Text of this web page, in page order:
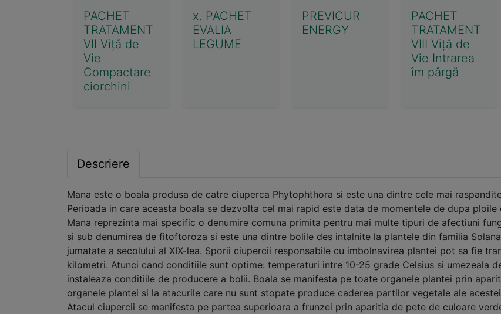
PACHET
TRATAMENT
VII Viță de
Vie
Compactare
ciorchini
x. PACHET
EVALIA
LEGUME
PREVICUR
ENERGY
PACHET
TRATAMENT
VIII Viță de
Vie Intrarea
îm pârgă
Descriere
Mana este o boala produsa de catre ciuperca Phytophthora si este una dintre cele mai
Perioada in care aceasta boala se dezvolta cel mai rapid este data de momentele de dupa
Mana reprezinta mai specific o denumire comuna primita pentru mai multe tipuri de afectiuni
si sub denumirea de fitoftoroza si este una dintre bolile des intalnite la plantele din familia
jumatate a secolului al XIX-lea. Sporii ciupercii responsabile cu imbolnavirea plantei pot sa fie
kilometri. Atunci cand conditiile sunt optime: temperaturi intre 10-25 grade Celsius si umezeala
instaleaza conditiile de producere a bolii. Boala se manifesta pe toate organele plantei prin
organele plantei si la atacurile care nu sunt stopate produce caderea partilor vegetale ale
Atacul ciupercii se manifesta pe partea superioara a frunzei prin aparitia de pete de culoare